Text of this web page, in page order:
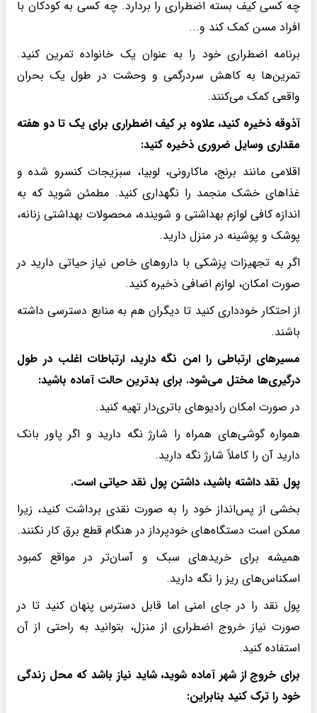
چه کسی کیف بسته اضطراری را بردارد. چه کسی به کودکان با
افراد مسن کمک کند و...
برنامه اضطراری خود را به عنوان یک خانواده تمرین کنید.
تمرین‌ها به کاهش سردرگمی و وحشت در طول یک بحران
واقعی کمک می‌کنند.
آذوقه ذخیره کنید، علاوه بر کیف اضطراری برای یک تا دو هفته
مقداری وسایل ضروری ذخیره کنید:
اقلامی مانند برنج، ماکارونی، لوبیا، سبزیجات کنسرو شده و
غذاهای خشک منجمد را نگهداری کنید. مطمئن شوید که به
اندازه کافی لوازم بهداشتی و شوینده، محصولات بهداشتی زنانه،
پوشک و پوشینه در منزل دارید.
اگر به تجهیزات پزشکی با داروهای خاص نیاز حیاتی دارید در
صورت امکان، لوازم اضافی ذخیره کنید.
از احتکار خودداری کنید تا دیگران هم به منابع دسترسی داشته
باشند.
مسیرهای ارتباطی را امن نگه دارید، ارتباطات اغلب در طول
درگیری‌ها مختل می‌شود. برای بدترین حالت آماده باشید:
در صورت امکان رادیوهای باتری‌دار تهیه کنید.
همواره گوشی‌های همراه را شارژ نگه دارید و اگر پاور بانک
دارید آن را کاملاً شارژ نگه دارید.
پول نقد داشته باشید، داشتن پول نقد حیاتی است.
بخشی از پس‌انداز خود را به صورت نقدی برداشت کنید، زیرا
ممکن است دستگاه‌های خودپرداز در هنگام قطع برق کار نکنند.
همیشه برای خریدهای سبک و آسان‌تر در مواقع کمبود
اسکناس‌های ریز را نگه دارید.
پول نقد را در جای امنی اما قابل دسترس پنهان کنید تا در
صورت نیاز خروج اضطراری از منزل، بتوانید به راحتی از آن
استفاده کنید.
برای خروج از شهر آماده شوید، شاید نیاز باشد که محل زندگی
خود را ترک کنید بنابراین: